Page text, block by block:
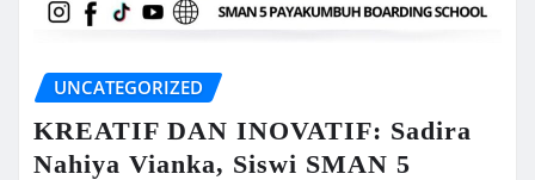
UNCATEGORIZED
KREATIF DAN INOVATIF: Sadira
Nahiya Vianka, Siswi SMAN 5